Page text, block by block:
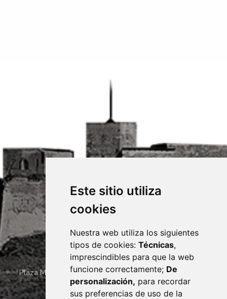
Este sitio utiliza
cookies
Nuestra web utiliza los siguientes
tipos de cookies: Técnicas,
imprescindibles para que la web
funcione correctamente; De
personalización, para recordar
sus preferencias de uso de la
Plaza Mayor 4 22400 MONZÓN - ARAGÓN (ESPAÑA)
· (34) 974 400 700 ·
sac@monzon.es